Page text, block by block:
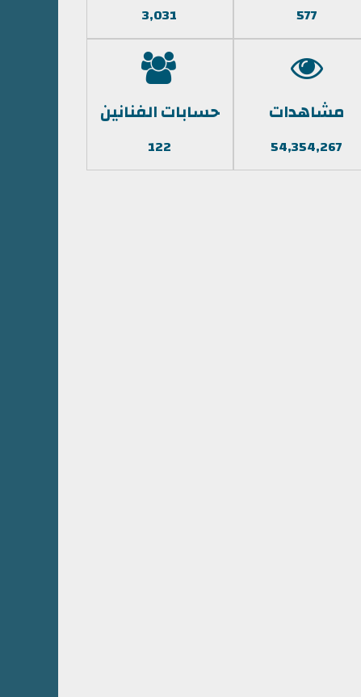
577
3,031
مشاهدات
54,354,267
حسابات الفنانين
122